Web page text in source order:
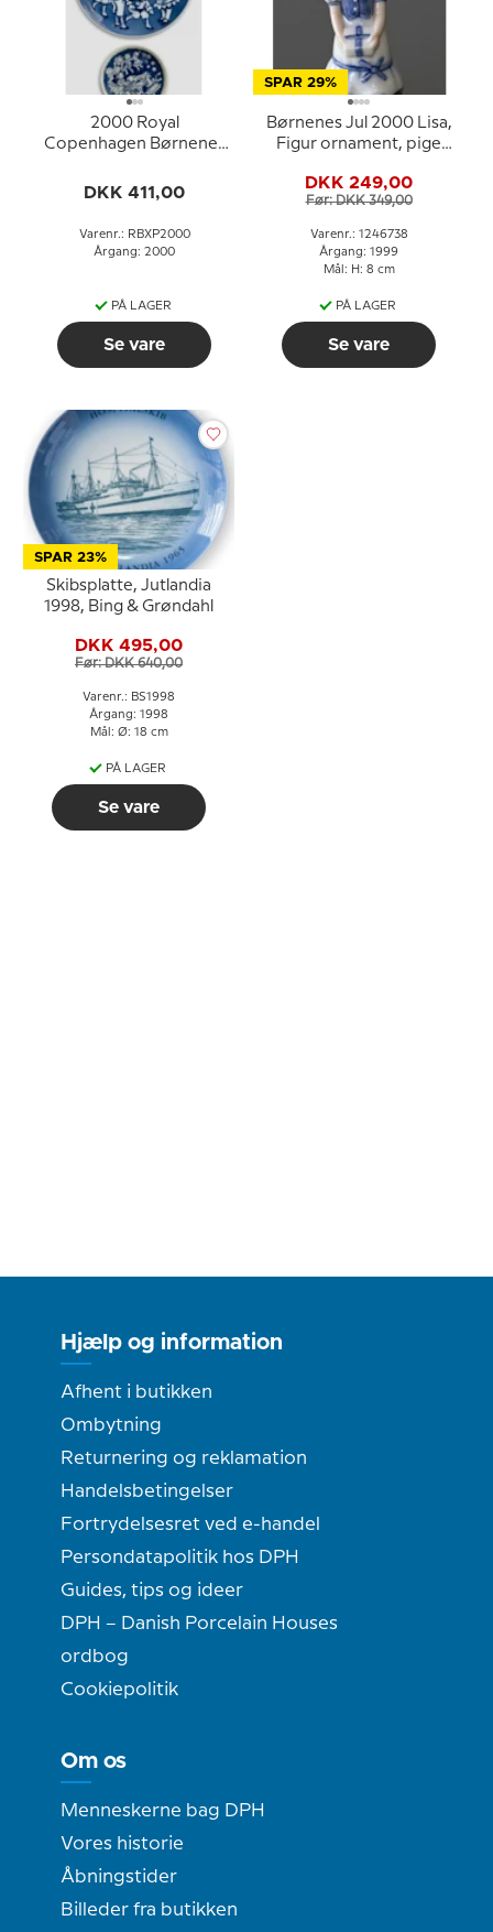
2000 Royal
Copenhagen Børnenes
DKK 411,00
Varenr.: RBXP2000
Årgang: 2000
PÅ LAGER
Se vare
SPAR 29%
Børnenes Jul 2000 Lisa,
Figur ornament, pige
Copenhagen
DKK 249,00
Før: DKK 349,00
Varenr.: 1246738
Årgang: 1999
Mål: H: 8 cm
PÅ LAGER
Se vare
SPAR 23%
Skibsplatte, Jutlandia
1998, Bing & Grøndahl
DKK 495,00
Før: DKK 640,00
Varenr.: BS1998
Årgang: 1998
Mål: Ø: 18 cm
PÅ LAGER
Se vare
Hjælp og information
Afhent i butikken
Ombytning
Returnering og reklamation
Handelsbetingelser
Fortrydelsesret ved e-handel
Persondatapolitik hos DPH
Guides, tips og ideer
DPH – Danish Porcelain Houses
ordbog
Cookiepolitik
Om os
Menneskerne bag DPH
Vores historie
Åbningstider
Billeder fra butikken